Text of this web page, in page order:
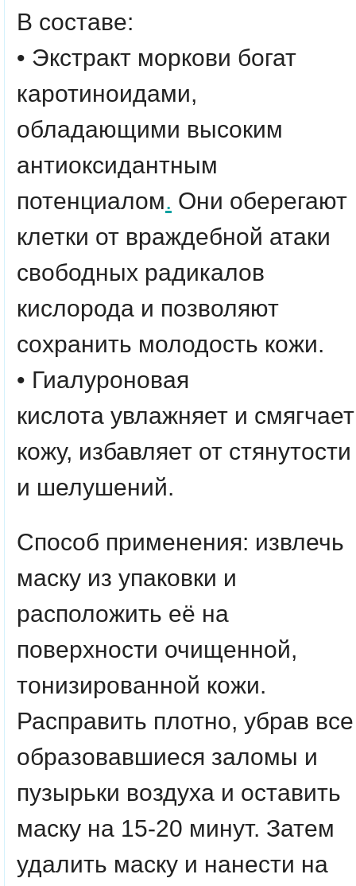
В составе:
• Экстракт моркови богат
каротиноидами,
обладающими высоким
антиоксидантным
потенциалом. Они оберегают
клетки от враждебной атаки
свободных радикалов
кислорода и позволяют
сохранить молодость кожи.
• Гиалуроновая
кислота увлажняет и смягчает
кожу, избавляет от стянутости
и шелушений.
Способ применения: извлечь
маску из упаковки и
расположить её на
поверхности очищенной,
тонизированной кожи.
Расправить плотно, убрав все
образовавшиеся заломы и
пузырьки воздуха и оставить
маску на 15-20 минут. Затем
удалить маску и нанести на